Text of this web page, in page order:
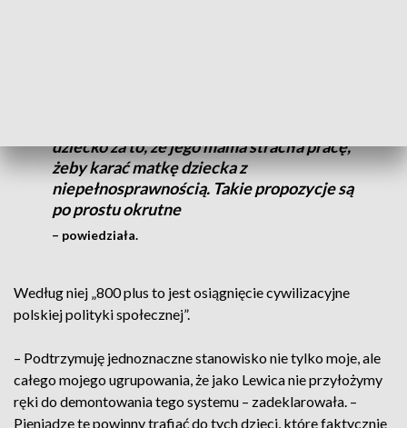
dziecko za to, że jego mama straciła pracę,
żeby karać matkę dziecka z
niepełnosprawnością. Takie propozycje są
po prostu okrutne
– powiedziała.
Według niej „800 plus to jest osiągnięcie cywilizacyjne
polskiej polityki społecznej”.
– Podtrzymuję jednoznaczne stanowisko nie tylko moje, ale
całego mojego ugrupowania, że jako Lewica nie przyłożymy
ręki do demontowania tego systemu – zadeklarowała. –
Pieniądze te powinny trafiać do tych dzieci, które faktycznie